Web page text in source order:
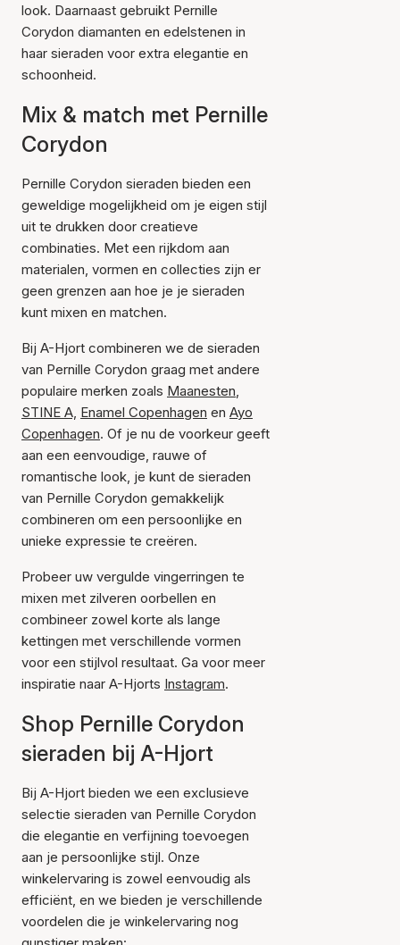
look. Daarnaast gebruikt Pernille
Corydon diamanten en edelstenen in
haar sieraden voor extra elegantie en
schoonheid.
Mix & match met Pernille
Corydon
Pernille Corydon sieraden bieden een
geweldige mogelijkheid om je eigen stijl
uit te drukken door creatieve
combinaties. Met een rijkdom aan
materialen, vormen en collecties zijn er
geen grenzen aan hoe je je sieraden
kunt mixen en matchen.
Bij A-Hjort combineren we de sieraden
van Pernille Corydon graag met andere
populaire merken zoals Maanesten,
STINE A, Enamel Copenhagen en Ayo
Copenhagen. Of je nu de voorkeur geeft
aan een eenvoudige, rauwe of
romantische look, je kunt de sieraden
van Pernille Corydon gemakkelijk
combineren om een persoonlijke en
unieke expressie te creëren.
Probeer uw vergulde vingerringen te
mixen met zilveren oorbellen en
combineer zowel korte als lange
kettingen met verschillende vormen
voor een stijlvol resultaat. Ga voor meer
inspiratie naar A-Hjorts Instagram.
Shop Pernille Corydon
sieraden bij A-Hjort
Bij A-Hjort bieden we een exclusieve
selectie sieraden van Pernille Corydon
die elegantie en verfijning toevoegen
aan je persoonlijke stijl. Onze
winkelervaring is zowel eenvoudig als
efficiënt, en we bieden je verschillende
voordelen die je winkelervaring nog